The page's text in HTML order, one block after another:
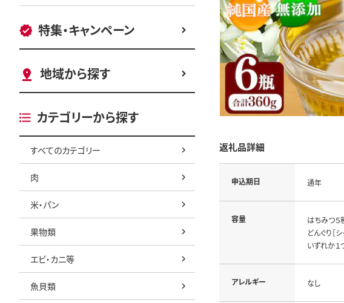
特集・キャンペーン
地域から探す
カテゴリーから探す
すべてのカテゴリー
肉
米・パン
果物類
エビ・カニ等
魚貝類
返礼品詳細
申込期日 通年
容量
はちみつ５
どんぐり［
いずれか１
アレルギー なし